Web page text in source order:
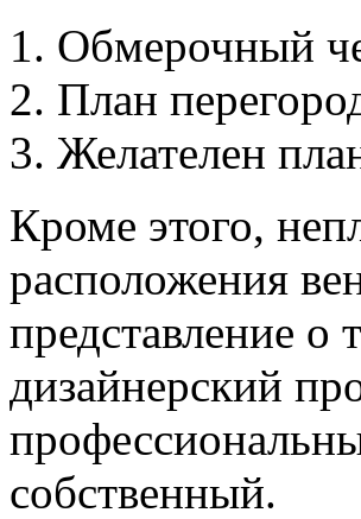
Обмерочный
План
Желателен
Кроме этого,
расположения
представление о
дизайнерский
собственный.